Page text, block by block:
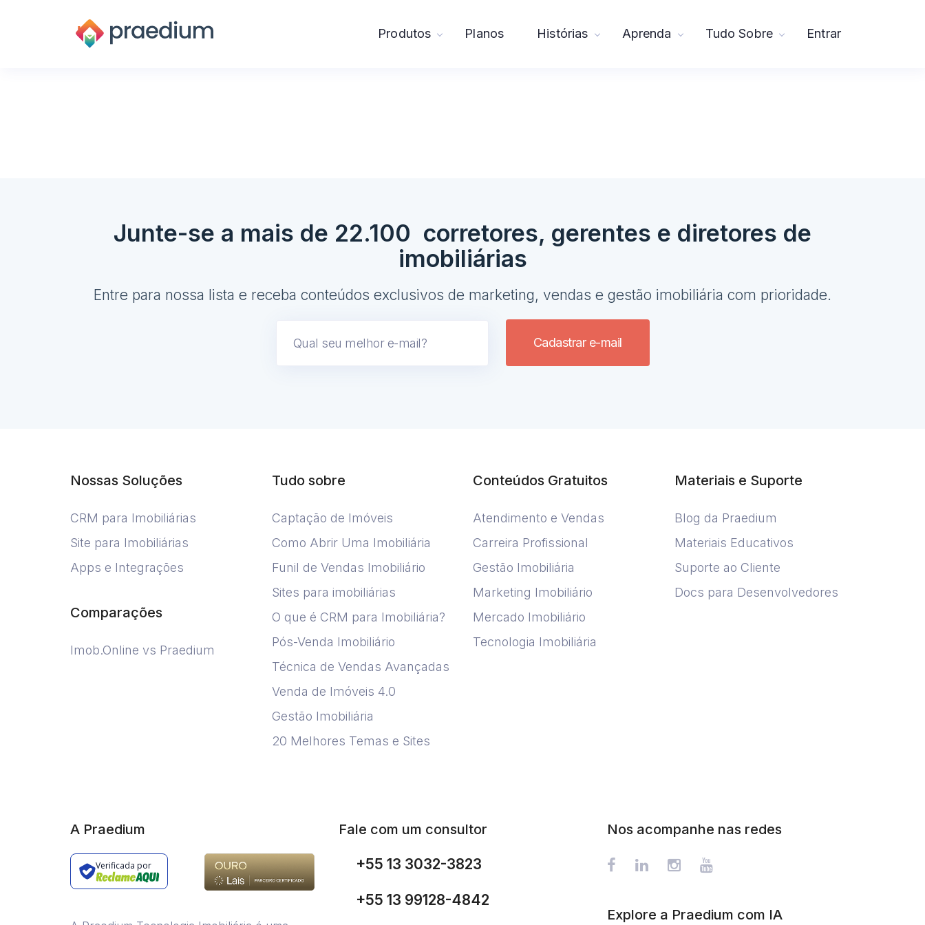
Produtos Planos Histórias Aprenda Tudo Sobre Entrar
Junte-se a mais de 22.100 corretores, gerentes e diretores de
imobiliárias
Entre para nossa lista e receba conteúdos exclusivos de marketing, vendas e gestão imobiliária com prioridade.
Cadastrar e-mail
Nossas Soluções
CRM para Imobiliárias
Site para Imobiliárias
Apps e Integrações
Comparações
Imob.Online vs Praedium
Tudo sobre
Captação de Imóveis
Como Abrir Uma Imobiliária
Funil de Vendas Imobiliário
Sites para imobiliárias
O que é CRM para Imobiliária?
Pós-Venda Imobiliário
Técnica de Vendas Avançadas
Venda de Imóveis 4.0
Gestão Imobiliária
20 Melhores Temas e Sites
Conteúdos Gratuitos
Atendimento e Vendas
Carreira Profissional
Gestão Imobiliária
Marketing Imobiliário
Mercado Imobiliário
Tecnologia Imobiliária
Materiais e Suporte
Blog da Praedium
Materiais Educativos
Suporte ao Cliente
Docs para Desenvolvedores
A Praedium
Verificada por
Fale com um consultor
+55 13 3032-3823
+55 13 99128-4842
Nos acompanhe nas redes
Explore a Praedium com IA